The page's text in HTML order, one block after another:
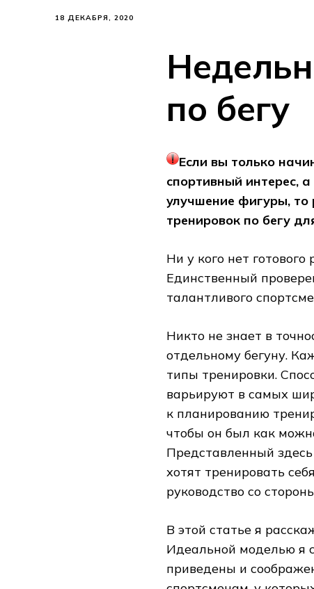
18 ДЕКАБРЯ, 2020
по бегу
Если вы только
спортивный интерес,
улучшение фигуры, то
тренировок по бегу
Ни у кого нет готового
Единственный
талантливого
Никто не знает в
отдельному бегуну.
типы тренировки.
варьируют в самых
к планированию
чтобы он был как
Представленный
хотят тренировать
руководство со
В этой статье я
Идеальной моделью я
приведены и